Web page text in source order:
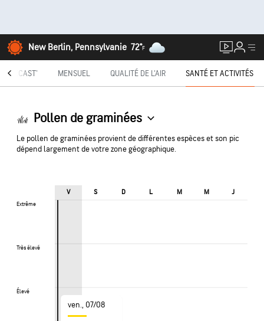
New Berlin, Pennsylvanie 72°F
MENSUEL QUALITÉ DE L'AIR SANTÉ ET ACTIVITÉS
Pollen de graminées
Le pollen de graminées provient de différentes espèces et son pic
dépend largement de votre zone géographique.
Extrême
Très élevé
Élevé
V S D L M M J
Extrême
Très élevé
Élevé
ven., 07/08